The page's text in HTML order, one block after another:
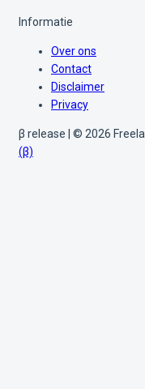
Informatie
Over ons
Contact
Disclaimer
Privacy
β release | © 2026
(β)